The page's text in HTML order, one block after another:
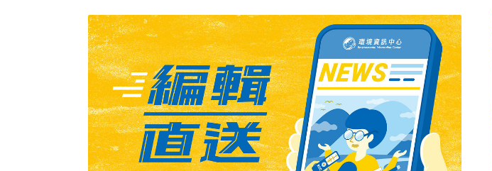
行困難，今年有死灰復燃跡象，9月迄今已拆除32張定置網，有一半集中在
復育成績最好的西湖溪。